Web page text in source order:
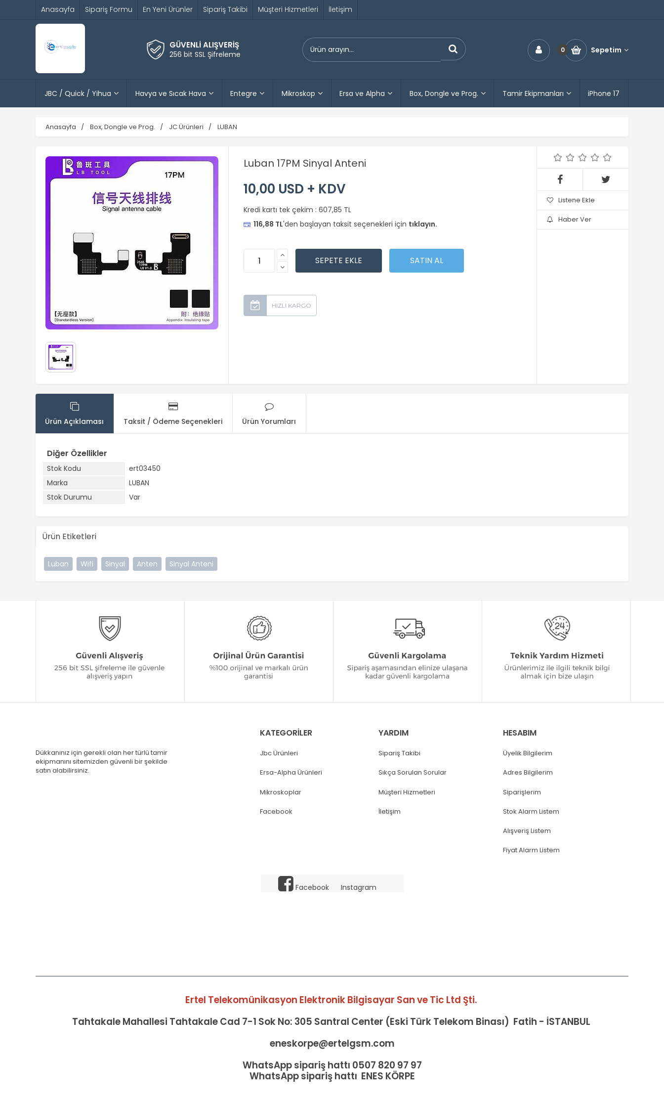
Anasayfa Sipariş Formu En Yeni Ürünler Sipariş Takibi Müşteri Hizmetleri İletişim
GÜVENLİ ALIŞVERİŞ
256 bit SSL Şifreleme 0 Sepetim
JBC / Quick / Yihua Havya ve Sıcak Hava Entegre Mikroskop Ersa ve Alpha Box, Dongle ve Prog. Tamir Ekipmanları iPhone 17
Anasayfa Box, Dongle ve Prog. JC Ürünleri LUBAN
Luban 17PM Sinyal Anteni
10,00 USD + KDV
Kredi kartı tek çekim : 607,85 TL
116,88 TL'den başlayan taksit seçenekleri için tıklayın.
Listene Ekle
Haber Ver
Ürün Açıklaması Taksit / Ödeme Seçenekleri Ürün Yorumları
Diğer Özellikler
Stok Kodu
ert03450
Marka
LUBAN
Stok Durumu
Var
Ürün Etiketleri
Luban Wifi Sinyal Anten Sinyal Anteni
Dükkanınız için gerekli olan her türlü tamir
ekipmanını sitemizden güvenli bir şekilde
satın alabilirsiniz.
KATEGORİLER
Jbc Ürünleri
Ersa-Alpha Ürünleri
Mikroskoplar
Facebook
YARDIM
Sipariş Takibi
Sıkça Sorulan Sorular
Müşteri Hizmetleri
İletişim
HESABIM
Üyelik Bilgilerim
Adres Bilgilerim
Siparişlerim
Stok Alarm Listem
Alışveriş Listem
Fiyat Alarm Listem
Facebook Instagram
Ertel Telekomünikasyon Elektronik Bilgisayar San ve Tic Ltd Şti.
Tahtakale Mahallesi Tahtakale Cad 7-1 Sok No: 305 Santral Center (Eski Türk Telekom Binası) Fatih - İSTANBUL
eneskorpe@ertelgsm.com
WhatsApp sipariş hattı 0507 820 97 97
WhatsApp sipariş hattı ENES KÖRPE